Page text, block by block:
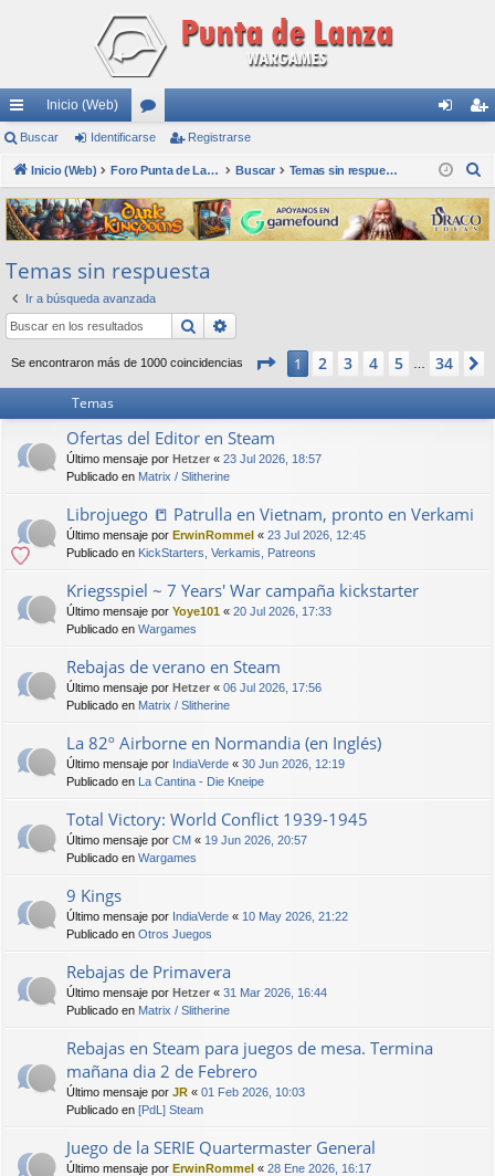
nl
ac
es
rá
pi
do
s
Inicio (Web)
or
os nti
fic
ar
ist
ra
rs
Buscar Identificarse Registrarse
Inicio (Web) Foro Punta de Lanza Wargames Buscar Temas sin respuesta
s
c
Temas sin respuesta
Ir a búsqueda avanzada
Buscar
Se encontraron más de 1000 coincidencias Página de 34
1 2 3 4 5 34
Temas
Ofertas del Editor en Steam
Último mensaje por Hetzer « 23 Jul 2026, 18:57
Publicado en Matrix / Slitherine
Librojuego 📒 Patrulla en Vietnam, pronto en Verkami
Último mensaje por ErwinRommel « 23 Jul 2026, 12:45
Publicado en KickStarters, Verkamis, Patreons
Kriegsspiel ~ 7 Years' War campaña kickstarter
Último mensaje por Yoye101 « 20 Jul 2026, 17:33
Publicado en Wargames
Rebajas de verano en Steam
Último mensaje por Hetzer « 06 Jul 2026, 17:56
Publicado en Matrix / Slitherine
La 82º Airborne en Normandia (en Inglés)
Último mensaje por IndiaVerde « 30 Jun 2026, 12:19
Publicado en La Cantina - Die Kneipe
Total Victory: World Conflict 1939-1945
Último mensaje por CM « 19 Jun 2026, 20:57
Publicado en Wargames
9 Kings
Último mensaje por IndiaVerde « 10 May 2026, 21:22
Publicado en Otros Juegos
Rebajas de Primavera
Último mensaje por Hetzer « 31 Mar 2026, 16:44
Publicado en Matrix / Slitherine
Rebajas en Steam para juegos de mesa. Termina
mañana dia 2 de Febrero
Último mensaje por JR « 01 Feb 2026, 10:03
Publicado en [PdL] Steam
Juego de la SERIE Quartermaster General
Último mensaje por ErwinRommel « 28 Ene 2026, 16:17